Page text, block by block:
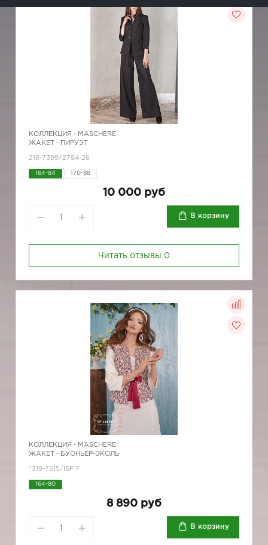
КОЛЛЕКЦИЯ - MASCHERE
ЖАКЕТ - ПИРУЭТ
218-7399/2784-26
164-84 170-88
10 000 руб
В корзину
Читать отзывы 0
КОЛЛЕКЦИЯ - MASCHERE
ЖАКЕТ - БУОНЬЕР-ЭКОЛЬ
*319-7515/ISF 7
164-80
8 890 руб
В корзину